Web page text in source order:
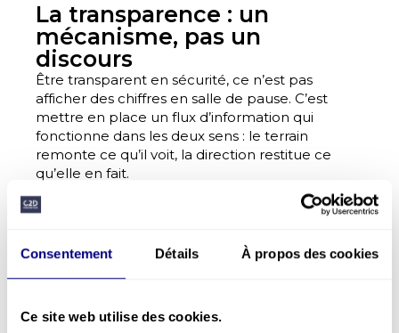
Consentement Détails À propos des cookies
Ce site web utilise des cookies.
La transparence : un
mécanisme, pas un
discours
Être transparent en sécurité, ce n’est pas
afficher des chiffres en salle de pause. C’est
mettre en place un flux d’information qui
fonctionne dans les deux sens : le terrain
remonte ce qu’il voit, la direction restitue ce
qu’elle en fait.
Quand ce flux fonctionne, l’organisation sait ce
causes, avant que les incidents ne deviennent
des accidents graves. C’est le passage d’une
prévention réactive — qui réagit après — à une
faits, au quotidien.